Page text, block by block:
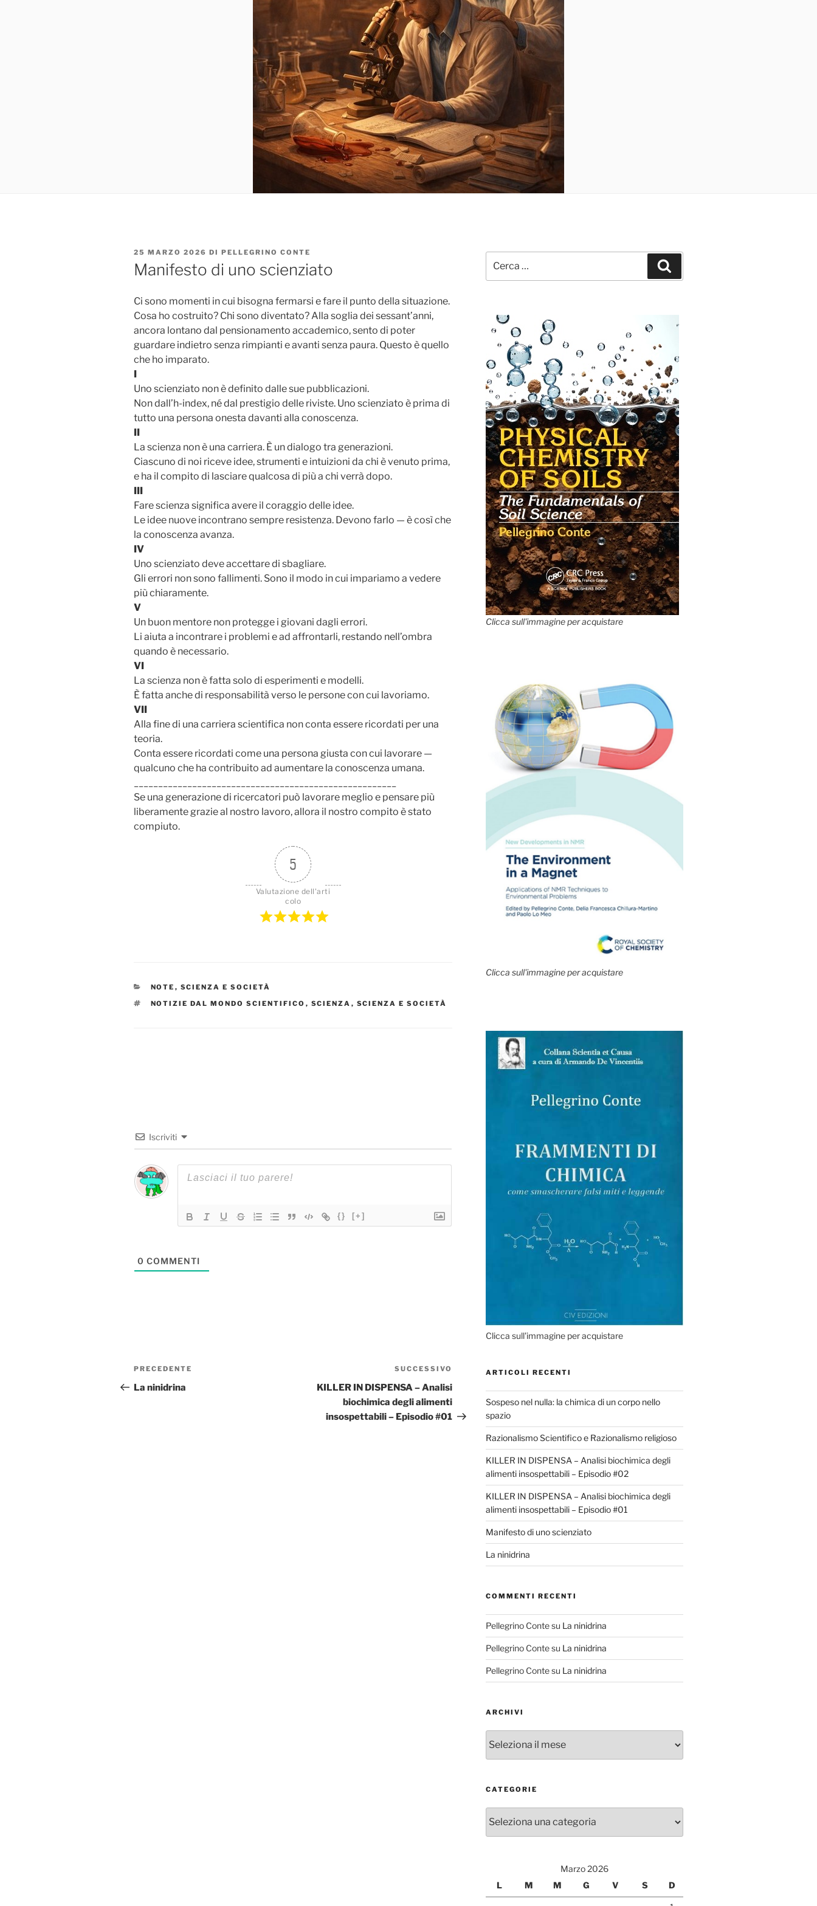
PUBBLICATO
IL
25 MARZO 2026 DI PELLEGRINO CONTE
Manifesto di uno scienziato
Ci sono momenti in cui bisogna fermarsi e fare il punto della situazione.
Cosa ho costruito? Chi sono diventato? Alla soglia dei sessant’anni,
ancora lontano dal pensionamento accademico, sento di poter
guardare indietro senza rimpianti e avanti senza paura. Questo è quello
che ho imparato.
I
Uno scienziato non è definito dalle sue pubblicazioni.
Non dall’h-index, né dal prestigio delle riviste. Uno scienziato è prima di
tutto una persona onesta davanti alla conoscenza.
II
La scienza non è una carriera. È un dialogo tra generazioni.
Ciascuno di noi riceve idee, strumenti e intuizioni da chi è venuto prima,
e ha il compito di lasciare qualcosa di più a chi verrà dopo.
III
Fare scienza significa avere il coraggio delle idee.
Le idee nuove incontrano sempre resistenza. Devono farlo — è così che
la conoscenza avanza.
IV
Uno scienziato deve accettare di sbagliare.
Gli errori non sono fallimenti. Sono il modo in cui impariamo a vedere
più chiaramente.
V
Un buon mentore non protegge i giovani dagli errori.
Li aiuta a incontrare i problemi e ad affrontarli, restando nell’ombra
quando è necessario.
VI
La scienza non è fatta solo di esperimenti e modelli.
È fatta anche di responsabilità verso le persone con cui lavoriamo.
VII
Alla fine di una carriera scientifica non conta essere ricordati per una
teoria.
Conta essere ricordati come una persona giusta con cui lavorare —
qualcuno che ha contribuito ad aumentare la conoscenza umana.
Se una generazione di ricercatori può lavorare meglio e pensare più
liberamente grazie al nostro lavoro, allora il nostro compito è stato
compiuto.
5
Valutazione dell'arti
colo
CATEGORIE
NOTE , SCIENZA E SOCIETÀ
TAG
NOTIZIE DAL MONDO SCIENTIFICO , SCIENZA , SCIENZA E SOCIETÀ
Iscriviti
{} [+]
0 COMMENTI
Navigazione
articoli
Articolo
precedente:
PRECEDENTE
La ninidrina
Articolo
successivo
SUCCESSIVO
KILLER IN DISPENSA – Analisi
biochimica degli alimenti
insospettabili – Episodio #01
Clicca sull'immagine per acquistare
Clicca sull'immagine per acquistare
Clicca sull'immagine per acquistare
ARTICOLI RECENTI
Sospeso nel nulla: la chimica di un corpo nello
spazio
Razionalismo Scientifico e Razionalismo religioso
KILLER IN DISPENSA – Analisi biochimica degli
alimenti insospettabili – Episodio #02
KILLER IN DISPENSA – Analisi biochimica degli
alimenti insospettabili – Episodio #01
Manifesto di uno scienziato
La ninidrina
COMMENTI RECENTI
Pellegrino Contesu La ninidrina
Pellegrino Contesu La ninidrina
Pellegrino Contesu La ninidrina
ARCHIVI
CATEGORIE
Marzo 2026
L
M M G V S D